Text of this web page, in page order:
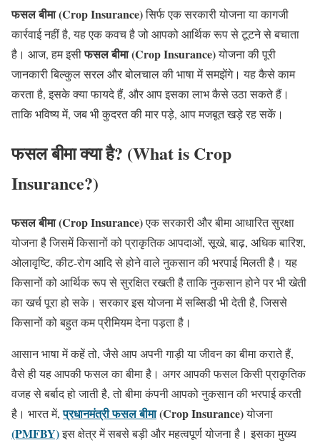
फसल बीमा (Crop Insurance)सिर्फ एक सरकारी योजना या कागजी
कार्रवाई नहीं है, यह एक कवच है जो आपको आर्थिक रूप से टूटने से बचाता
है। आज, हम इसीफसल बीमा (Crop Insurance)योजना की पूरी
जानकारी बिल्कुल सरल और बोलचाल की भाषा में समझेंगे। यह कैसे काम
करता है, इसके क्या फायदे हैं, और आप इसका लाभ कैसे उठा सकते हैं।
ताकि भविष्य में, जब भी कुदरत की मार पड़े, आप मजबूत खड़े रह सकें।
फसल बीमा क्या है? (What is Crop
Insurance?)
फसल बीमा (Crop Insurance)एक सरकारी और बीमा आधारित सुरक्षा
योजना है जिसमें किसानों को प्राकृतिक आपदाओं, सूखे, बाढ़, अधिक बारिश,
ओलावृष्टि, कीट-रोग आदि से होने वाले नुकसान की भरपाई मिलती है। यह
किसानों को आर्थिक रूप से सुरक्षित रखती है ताकि नुकसान होने पर भी खेती
का खर्च पूरा हो सके। सरकार इस योजना में सब्सिडी भी देती है, जिससे
किसानों को बहुत कम प्रीमियम देना पड़ता है।
आसान भाषा में कहें तो, जैसे आप अपनी गाड़ी या जीवन का बीमा कराते हैं,
वैसे ही यह आपकी फसल का बीमा है। अगर आपकी फसल किसी प्राकृतिक
वजह से बर्बाद हो जाती है, तो बीमा कंपनी आपको नुकसान की भरपाई करती
है। भारत में,प्रधानमंत्रीफसल बीमा(Crop Insurance)योजना
(PMFBY)इस क्षेत्र में सबसे बड़ी और महत्वपूर्ण योजना है। इसका मुख्य